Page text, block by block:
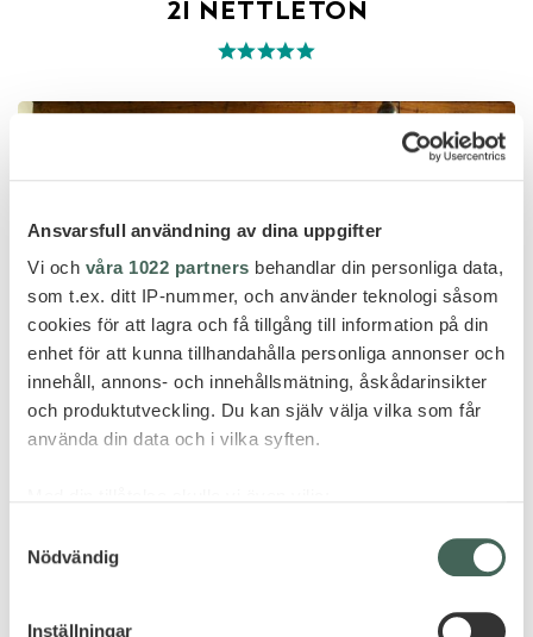
Ansvarsfull användning av dina uppgifter
Vi och våra 1022 partners behandlar din personliga data,
som t.ex. ditt IP-nummer, och använder teknologi såsom
cookies för att lagra och få tillgång till information på din
enhet för att kunna tillhandahålla personliga annonser och
innehåll, annons- och innehållsmätning, åskådarinsikter
och produktutveckling. Du kan själv välja vilka som får
använda din data och i vilka syften.
som kan ha en noggrannhet på upp till flera meter
Nödvändig
Inställningar
21 NETTLETON